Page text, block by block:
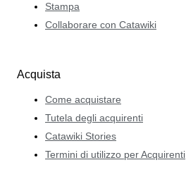
Stampa
Collaborare con Catawiki
Acquista
Come acquistare
Tutela degli acquirenti
Catawiki Stories
Termini di utilizzo per Acquirenti